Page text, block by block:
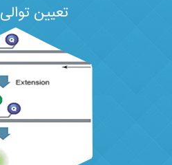
تعیین توالی DNA